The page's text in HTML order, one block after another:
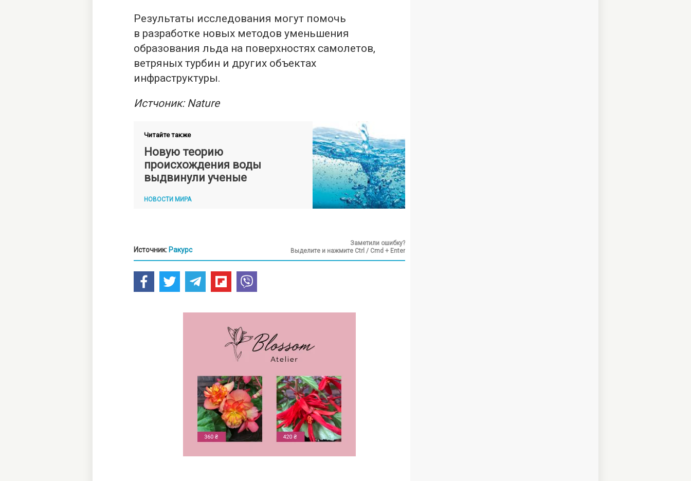
Результаты исследования могут помочь
в разработке новых методов уменьшения
образования льда на поверхностях самолетов,
ветряных турбин и других объектах
инфраструктуры.
Истчоник: Nature
Читайте также
Новую теорию
происхождения воды
выдвинули ученые
НОВОСТИ МИРА
Источник: Ракурс
Заметили ошибку?
Выделите и нажмите Ctrl / Cmd + Enter